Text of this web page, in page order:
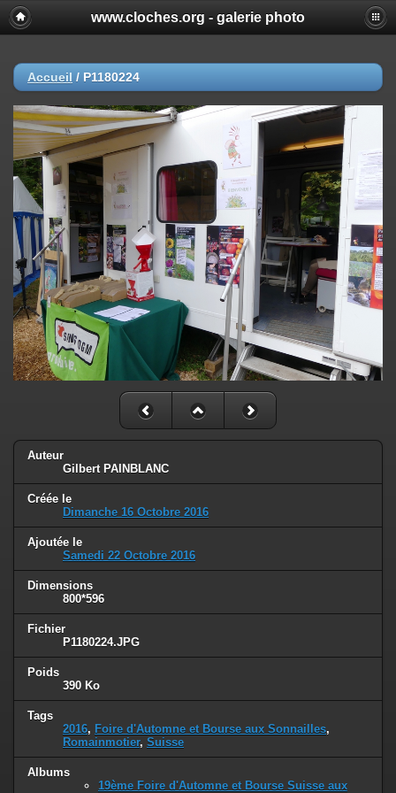
www.cloches.org - galerie photo
Accueil / P1180224
Auteur
Gilbert PAINBLANC
Créée le
Dimanche 16 Octobre 2016
Ajoutée le
Samedi 22 Octobre 2016
Dimensions
800*596
Fichier
P1180224.JPG
Poids
390 Ko
Tags
2016, Foire d'Automne et Bourse aux Sonnailles,
Romainmotier, Suisse
Albums
19ème Foire d'Automne et Bourse Suisse aux